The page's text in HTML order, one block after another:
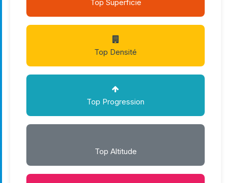
Top Superficie
Top Densité
Top Progression
Top Altitude